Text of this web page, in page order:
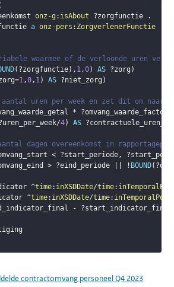
onz-g : isAbout ?zorgfunctie
.
a onz-pers : ZorgverlenerFunctie
waarmee of de verloonde uren
( ?zorgfunctie) , 1,0) AS ?zorg )
=1,0, 1) AS ?niet_zorg )
aantal uren per week en zet dit om naar
* ?omvang_waarde_factor
/4) AS
dagen overeenkomst in
< ?start_periode,
> ?eind_periode || ! BOUND(
^time: inXSDDate/time:
^time: inXSDDate/time:
- ?start_indicator_final
contractomvang personeel Q4 2023